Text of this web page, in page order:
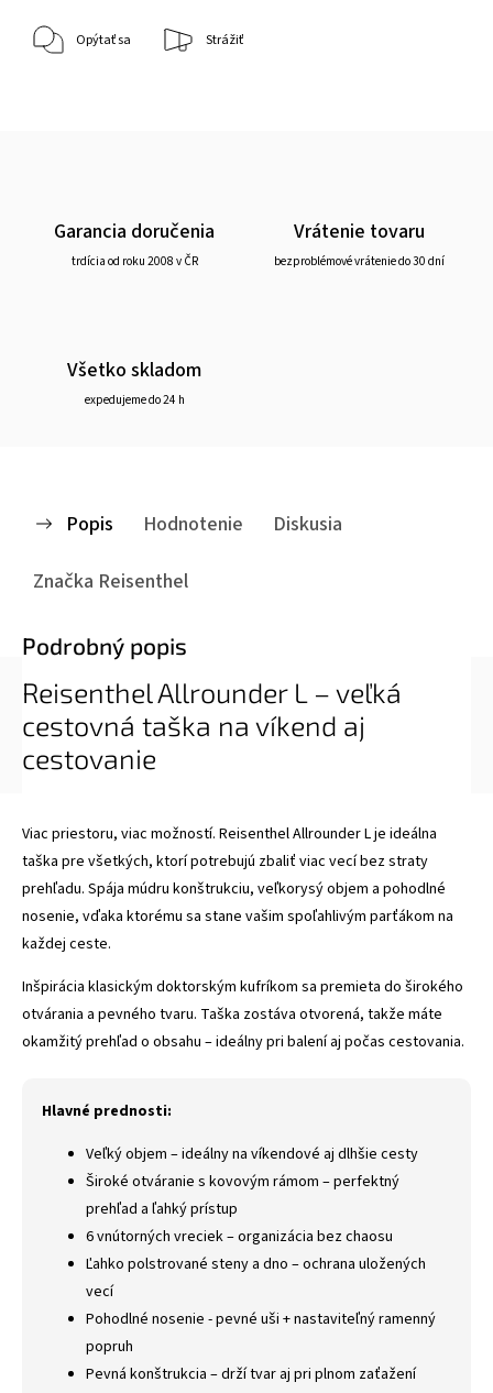
Opýtať sa Strážiť
Garancia doručenia
trdícia od roku 2008 v ČR
Vrátenie tovaru
bezproblémové vrátenie do 30 dní
Všetko skladom
expedujeme do 24 h
Popis Hodnotenie
Diskusia
Značka Reisenthel
Podrobný popis
Reisenthel Allrounder L – veľká
cestovná taška na víkend aj
cestovanie
Viac priestoru, viac možností. Reisenthel Allrounder L je ideálna
taška pre všetkých, ktorí potrebujú zbaliť viac vecí bez straty
prehľadu. Spája múdru konštrukciu, veľkorysý objem a pohodlné
nosenie, vďaka ktorému sa stane vašim spoľahlivým parťákom na
každej ceste.
Inšpirácia klasickým doktorským kufríkom sa premieta do širokého
otvárania a pevného tvaru. Taška zostáva otvorená, takže máte
okamžitý prehľad o obsahu – ideálny pri balení aj počas cestovania.
Hlavné prednosti:
Veľký objem – ideálny na víkendové aj dlhšie cesty
Široké otváranie s kovovým rámom – perfektný
prehľad a ľahký prístup
6 vnútorných vreciek – organizácia bez chaosu
Ľahko polstrované steny a dno – ochrana uložených
vecí
Pohodlné nosenie - pevné uši + nastaviteľný ramenný
popruh
Pevná konštrukcia – drží tvar aj pri plnom zaťažení